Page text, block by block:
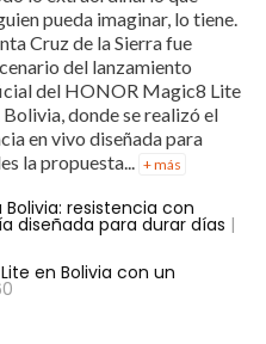
pueda imaginar, lo tiene.
Cruz de la Sierra fue
del lanzamiento
del HONOR Magic8 Lite
Bolivia, donde se realizó el
en vivo diseñada para
la propuesta...
+ más
Bolivia: resistencia con
diseñada para durar días |
en Bolivia con un